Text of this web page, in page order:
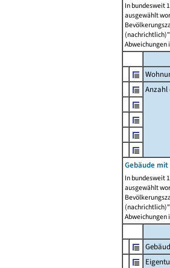
In bundesweit
ausgewählt
Abweichungen
Anzahl
Gebäude
In bundesweit
ausgewählt
Abweichungen